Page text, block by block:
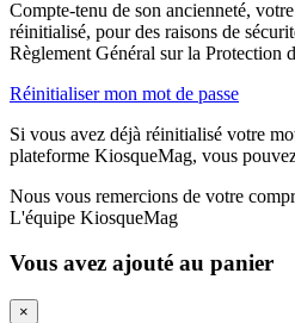
Compte-tenu de son ancienneté,
réinitialisé, pour des raisons de
Règlement Général sur la Protection
Réinitialiser mon mot de passe
Si vous avez déjà réinitialisé votre
plateforme KiosqueMag, vous
Nous vous remercions de votre
L'équipe KiosqueMag
Vous avez ajouté au panier
×